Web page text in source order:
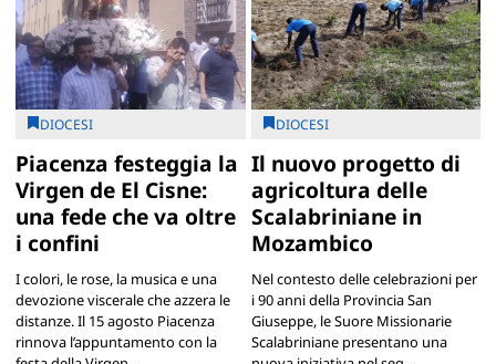
DIOCESI
Piacenza festeggia la
Virgen de El Cisne:
una fede che va oltre
i confini
I colori, le rose, la musica e una
devozione viscerale che azzera le
distanze. Il 15 agosto Piacenza
rinnova l’appuntamento con la
DIOCESI
Il nuovo progetto di
agricoltura delle
Scalabriniane in
Mozambico
Nel contesto delle celebrazioni per
i 90 anni della Provincia San
Giuseppe, le Suore Missionarie
Scalabriniane presentano una